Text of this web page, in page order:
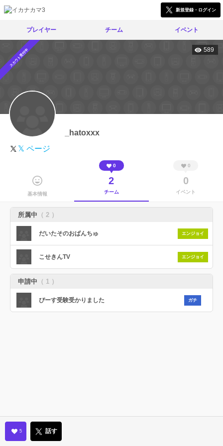
新規登録・ログイン
プレイヤー チーム イベント
スカウト受付中 589
_hatoxxx
𝕏 ページ
基本情報
0
2
チーム
0
0
イベント
所属中 （ 2 ）
だいたそのおぱんちゅ エンジョイ
こせきんTV エンジョイ
申請中 （ 1 ）
ぴーす受験受かりました ガチ
5 話す